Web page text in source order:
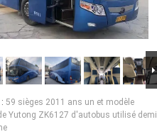
59 sièges 2011 ans un et modèle
Yutong ZK6127 d'autobus utilisé demi